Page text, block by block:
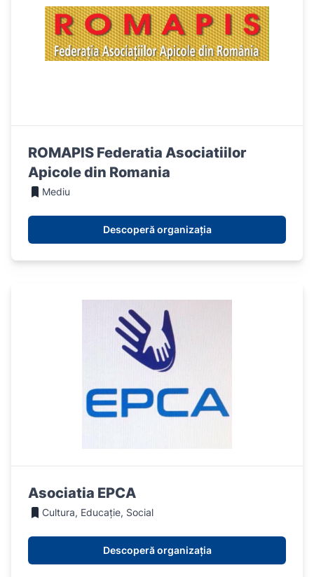
ROMAPIS Federatia Asociatiilor
Apicole din Romania
Mediu
Descoperă organizația
Asociatia EPCA
Cultura, Educație, Social
Descoperă organizația